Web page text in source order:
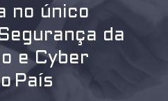
no único
da
e Cyber
País